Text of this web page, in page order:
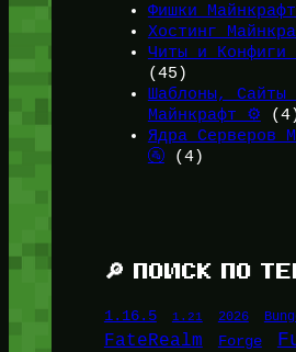
Фишки
Хостинг
Читы и Конфиги
(45)
Шаблоны, Сайты
Майнкрафт ⚙️
Ядра Серверов
🚰(4)
🔎 ПОИСК ПО
1.16.5 1.21 2026
FateRealm Forge